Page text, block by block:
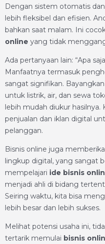
Dengan sistem otomatis
lebih fleksibel dan efisien.
bahkan saat malam. Ini
online yang tidak
Ada pertanyaan lain: “Apa
Manfaatnya termasuk
sangat signifikan.
untuk listrik, air, dan sewa
lebih mudah diukur hasilnya.
penjualan dan iklan digital
pelanggan.
Bisnis online juga
lingkup digital, yang sangat
mempelajari ide bisnis
menjadi ahli di bidang
Seiring waktu, kita bisa
lebih besar dan lebih sukses.
Melihat potensi usaha ini,
tertarik memulai bisnis